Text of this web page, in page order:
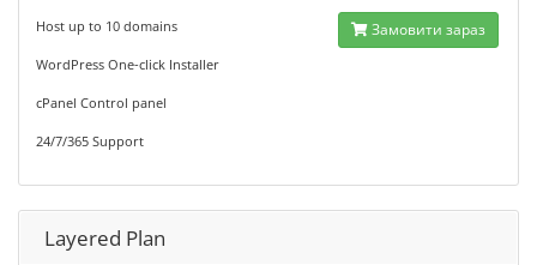
Host up to 10 domains
WordPress One-click Installer
cPanel Control panel
24/7/365 Support
Замовити зараз
Layered Plan